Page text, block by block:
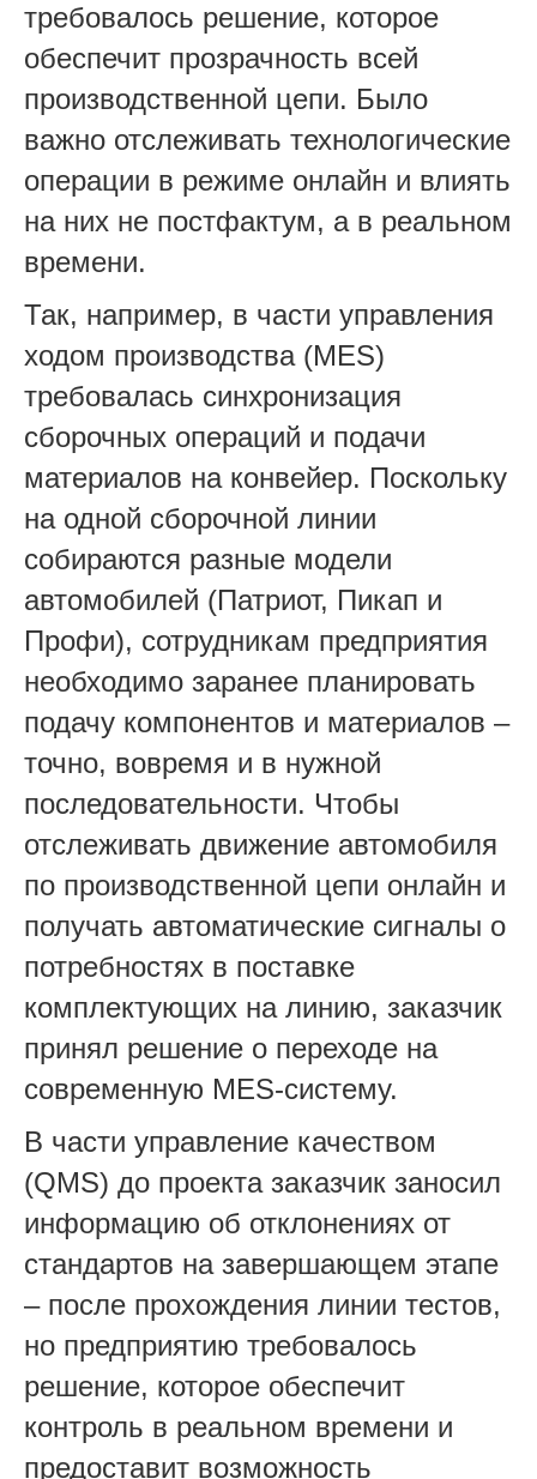
требовалось решение, которое
обеспечит прозрачность всей
производственной цепи. Было
важно отслеживать технологические
операции в режиме онлайн и влиять
на них не постфактум, а в реальном
времени.
Так, например, в части управления
ходом производства (MES)
требовалась синхронизация
сборочных операций и подачи
материалов на конвейер. Поскольку
на одной сборочной линии
собираются разные модели
автомобилей (Патриот, Пикап и
Профи), сотрудникам предприятия
необходимо заранее планировать
подачу компонентов и материалов –
точно, вовремя и в нужной
последовательности. Чтобы
отслеживать движение автомобиля
по производственной цепи онлайн и
получать автоматические сигналы о
потребностях в поставке
комплектующих на линию, заказчик
принял решение о переходе на
современную MES-систему.
В части управление качеством
(QMS) до проекта заказчик заносил
информацию об отклонениях от
стандартов на завершающем этапе
– после прохождения линии тестов,
но предприятию требовалось
решение, которое обеспечит
контроль в реальном времени и
предоставит возможность